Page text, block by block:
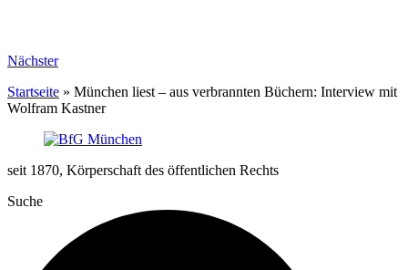
Nächster
Startseite » München liest – aus verbrannten Büchern: Interview mit
Wolfram Kastner
seit 1870, Körperschaft des öffentlichen Rechts
Suche